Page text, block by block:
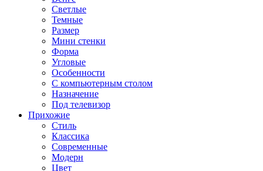
Светлые
Темные
Размер
Мини стенки
Форма
Угловые
Особенности
С компьютерным столом
Назначение
Под телевизор
Прихожие
Стиль
Классика
Современные
Модерн
Цвет